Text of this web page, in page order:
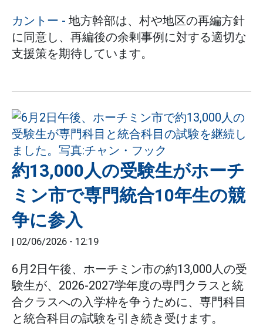
カントー - 地方幹部は、村や地区の再編方針
に同意し、再編後の余剰事例に対する適切な
支援策を期待しています。
約13,000人の受験生がホーチ
ミン市で専門統合10年生の競
争に参入
02/06/2026 - 12:19
6月2日午後、ホーチミン市の約13,000人の受
験生が、2026-2027学年度の専門クラスと統
合クラスへの入学枠を争うために、専門科目
と統合科目の試験を引き続き受けます。